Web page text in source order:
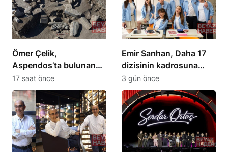
Ömer Çelik,
Aspendos’ta bulunan
Asklepios heykelini
duyurdu
17 saat önce
Emir Sarıhan, Daha 17
dizisinin kadrosuna
katıldı
3 gün önce